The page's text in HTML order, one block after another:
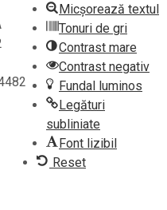
Micșorează textul
Tonuri de gri
Contrast mare
Contrast negativ
Fundal luminos
Legături
subliniate
Font lizibil
Reset